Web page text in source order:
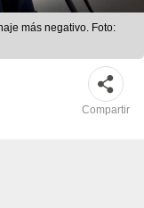
más negativo. Foto:
Compartir